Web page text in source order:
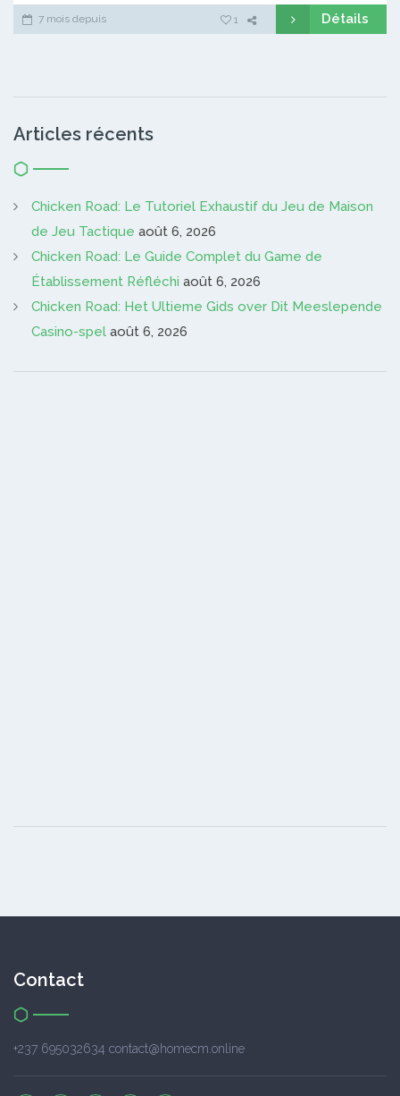
7 mois depuis 1 Détails
Articles récents
Chicken Road: Le Tutoriel Exhaustif du Jeu de Maison
de Jeu Tactique août 6, 2026
Chicken Road: Le Guide Complet du Game de
Établissement Réfléchi août 6, 2026
Chicken Road: Het Ultieme Gids over Dit Meeslepende
Casino-spel août 6, 2026
Contact
+237 695032634 contact@homecm.online